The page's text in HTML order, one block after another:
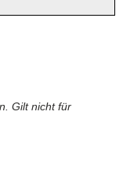
Gilt nicht für